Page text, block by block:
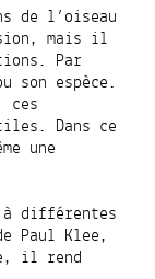
de l’oiseau
mais il
Par
son espèce.
ces
Dans ce
une
à différentes
Paul Klee,
il rend